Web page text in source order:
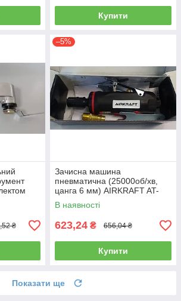
Купити
₴
–5%
Зачисна машина
пневматична (25000об/хв,
цанга 6 мм) AIRKRAFT AT-
7032B (пневмоинстумент, від
компресора)
В наявності
623,24 ₴ 656,04 ₴
Купити
Показати ще